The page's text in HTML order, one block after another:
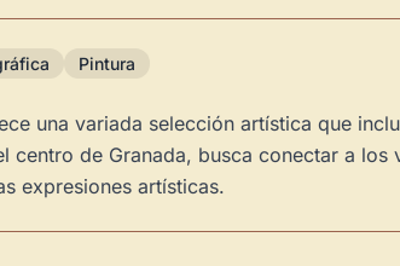
Pintura
una variada selección artística que
centro de Granada, busca conectar a
expresiones artísticas.